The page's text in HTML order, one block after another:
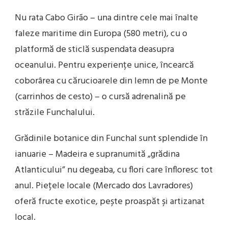
Nu rata Cabo Girão – una dintre cele mai înalte
faleze maritime din Europa (580 metri), cu o
platformă de sticlă suspendata deasupra
oceanului. Pentru experiențe unice, încearcă
coborârea cu cărucioarele din lemn de pe Monte
(carrinhos de cesto) – o cursă adrenalină pe
străzile Funchalului.
Grădinile botanice din Funchal sunt splendide în
ianuarie – Madeira e supranumită „grădina
Atlanticului” nu degeaba, cu flori care înfloresc tot
anul. Piețele locale (Mercado dos Lavradores)
oferă fructe exotice, pește proaspăt și artizanat
local.